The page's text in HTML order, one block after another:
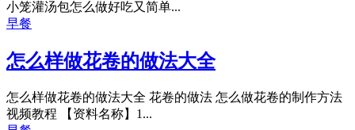
小笼灌汤包怎么做好吃又简单...
早餐
怎么样做花卷的做法大全
怎么样做花卷的做法大全 花卷的做法 怎么做花卷的制作方法
视频教程 【资料名称】1...